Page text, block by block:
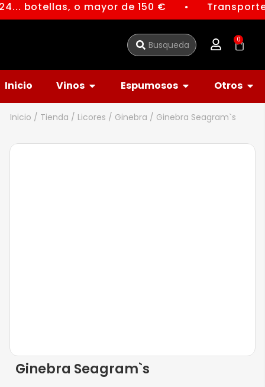
botellas, o mayor de 150 € ●
0
Inicio Vinos Espumosos Otros
Inicio / Tienda / Licores / Ginebra / Ginebra Seagram`s
Ginebra Seagram`s